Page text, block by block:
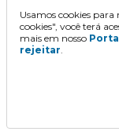
Usamos cookies
cookies", você terá
mais em nosso
rejeitar.